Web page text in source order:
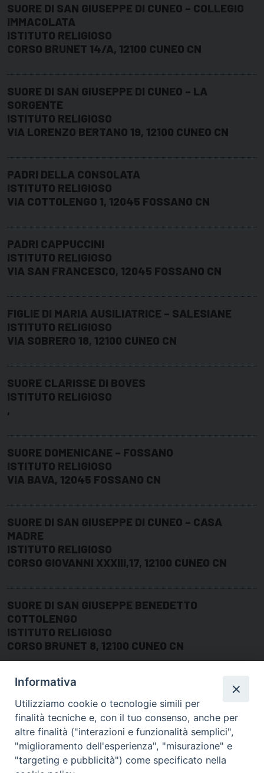
SUORE DI SAN GIUSEPPE DI CUNEO – COLLEGIO
IMMACOLATA
ISTITUTO RELIGIOSO
CORSO BRUNET 14/A, 12100 CUNEO CN
SUORE DI SAN GIUSEPPE DI CUNEO – LA
SORGENTE
ISTITUTO RELIGIOSO
VIA LORENZO BERTANO 19, 12100 CUNEO CN
PADRI DELLA CONSOLATA
ISTITUTO RELIGIOSO
VIA COTTOLENGO 1, 12045 FOSSANO CN
PADRI CAPPUCCINI
ISTITUTO RELIGIOSO
VIA SAN FRANCESCO, 12045 FOSSANO CN
FIGLIE DI MARIA AUSILIATRICE – SALESIANE
ISTITUTO RELIGIOSO
VIA SOBRERO 18, 12100 CUNEO CN
SUORE CLARISSE DI BOVES
ISTITUTO RELIGIOSO
,
SUORE DOMENICANE – FOSSANO
ISTITUTO RELIGIOSO
VIA BAVA, 12045 FOSSANO CN
SUORE DI SAN GIUSEPPE DI CUNEO – CASA
MADRE
ISTITUTO RELIGIOSO
CORSO GIOVANNI XXXIII,17, 12100 CUNEO CN
SUORE DI SAN GIUSEPPE BENEDETTO
COTTOLENGO
ISTITUTO RELIGIOSO
CORSO BRUNET 8, 12100 CUNEO CN
Informativa
Utilizziamo cookie o tecnologie simili per
finalità tecniche e, con il tuo consenso, anche per
altre finalità ("interazioni e funzionalità semplici",
"miglioramento dell'esperienza", "misurazione" e
"targeting e pubblicità") come specificato nella